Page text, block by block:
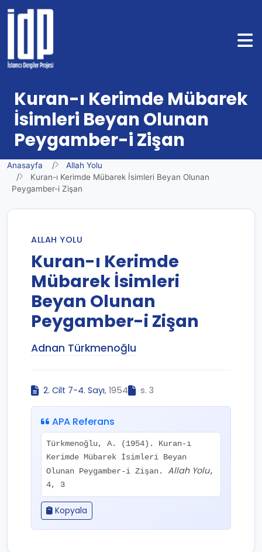
Kuran-ı Kerimde Mübarek
İsimleri Beyan Olunan
Peygamber-i Zişan
Anasayfa
Allah Yolu
Kuran-ı Kerimde Mübarek İsimleri Beyan Olunan
Peygamber-i Zişan
ALLAH YOLU
Kuran-ı Kerimde
Mübarek İsimleri
Beyan Olunan
Peygamber-i Zişan
Adnan Türkmenoğlu
2. Cilt 7-4. Sayı, 1954 s. 3
APA Referans
Türkmenoğlu, A. (1954). Kuran-ı
Kerimde Mübarek İsimleri Beyan
Olunan Peygamber-i Zişan. Allah Yolu,
4, 3
Kopyala